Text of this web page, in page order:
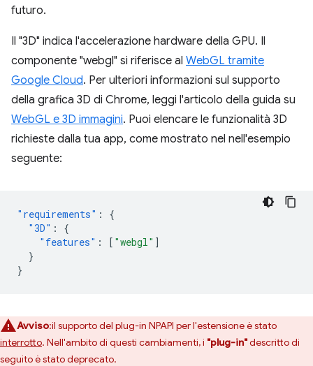
futuro.
Il "3D" indica l'accelerazione hardware della GPU. Il
componente "webgl" si riferisce al WebGL tramite
Google Cloud. Per ulteriori informazioni sul supporto
della grafica 3D di Chrome, leggi l'articolo della guida su
WebGL e 3D immagini. Puoi elencare le funzionalità 3D
richieste dalla tua app, come mostrato nel nell'esempio
seguente:
"requirements" :
{
"3D" :
{
"features" : [ "webgl" ]
}
}
Avviso:il supporto del plug-in NPAPI per l'estensione è stato
interrotto. Nell'ambito di questi cambiamenti, i "plug-in"descritto di
seguito è stato deprecato.